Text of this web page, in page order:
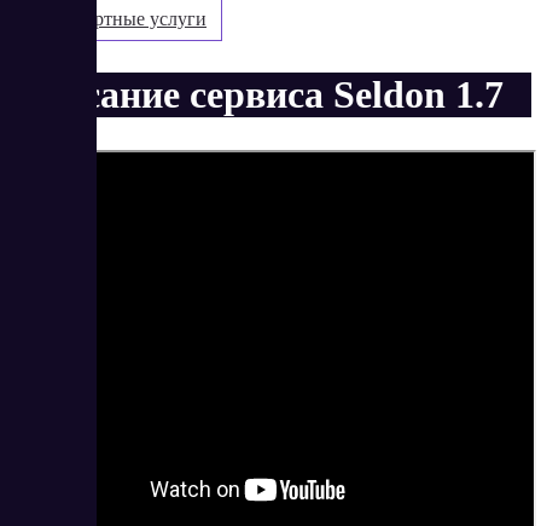
Транспортные услуги
Описание сервиса Seldon 1.7